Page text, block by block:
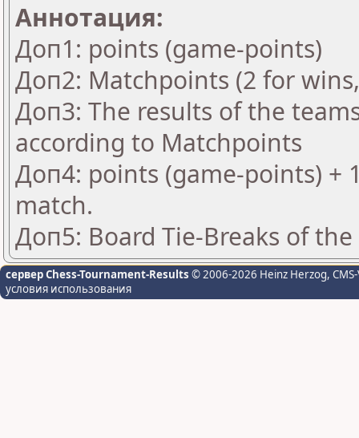
Аннотация:
Доп1: points (game-points)
Доп2: Matchpoints (2 for
Доп3: The results of the
according to Matchpoints
Доп4: points (game-points) +
match.
Доп5: Board Tie-Breaks of
сервер Chess-Tournament-Results © 2006-2026 Heinz Herzog,
условия использования